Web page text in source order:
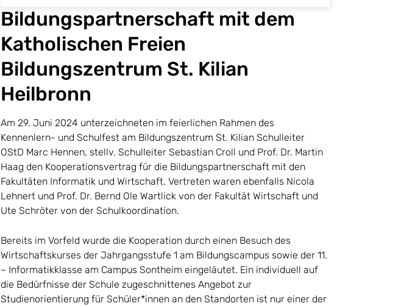
Bildungspartnerschaft mit dem
Katholischen Freien
Bildungszentrum St. Kilian
Heilbronn
Am 29. Juni 2024 unterzeichneten im feierlichen Rahmen des
Kennenlern- und Schulfest am Bildungszentrum St. Kilian Schulleiter
OStD Marc Hennen, stellv. Schulleiter Sebastian Croll und Prof. Dr. Martin
Haag den Kooperationsvertrag für die Bildungspartnerschaft mit den
Fakultäten Informatik und Wirtschaft. Vertreten waren ebenfalls Nicola
Lehnert und Prof. Dr. Bernd Ole Wartlick von der Fakultät Wirtschaft und
Ute Schröter von der Schulkoordination.
Bereits im Vorfeld wurde die Kooperation durch einen Besuch des
Wirtschaftskurses der Jahrgangsstufe 1 am Bildungscampus sowie der 11.
– Informatikklasse am Campus Sontheim eingeläutet. Ein individuell auf
die Bedürfnisse der Schule zugeschnittenes Angebot zur
Studienorientierung für Schüler*innen an den Standorten ist nur einer der